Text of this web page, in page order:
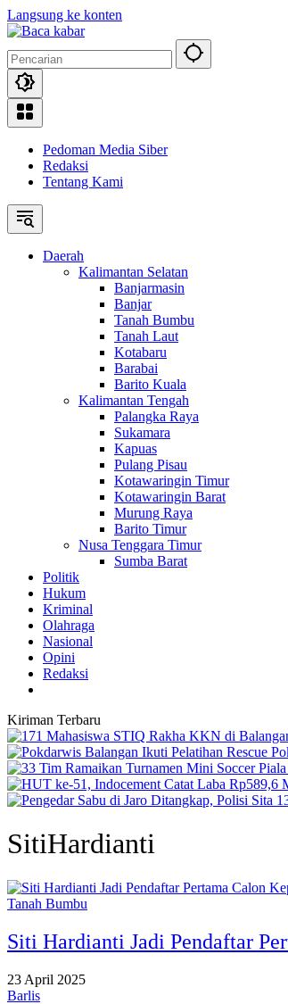
Langsung ke konten
Pedoman Media Siber
Redaksi
Tentang Kami
Daerah
Kalimantan Selatan
Banjarmasin
Banjar
Tanah Bumbu
Tanah Laut
Kotabaru
Barabai
Barito Kuala
Kalimantan Tengah
Palangka Raya
Sukamara
Kapuas
Pulang Pisau
Kotawaringin Timur
Kotawaringin Barat
Murung Raya
Barito Timur
Nusa Tenggara Timur
Sumba Barat
Politik
Hukum
Kriminal
Olahraga
Nasional
Opini
Redaksi
Kiriman Terbaru
SitiHardianti
Tanah Bumbu
Siti Hardianti Jadi Pendaftar
23 April 2025
Barlis